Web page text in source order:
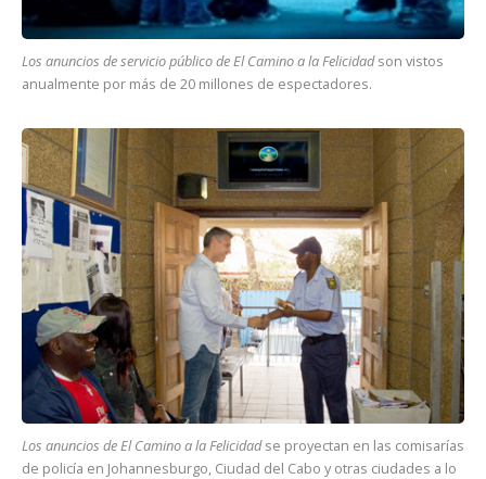
Los anuncios de servicio público de El Camino a la Felicidadson vistos
anualmente por más de 20 millones de espectadores.
Los anuncios de El Camino a la Felicidadse proyectan en las comisarías
de policía en Johannesburgo, Ciudad del Cabo y otras ciudades a lo